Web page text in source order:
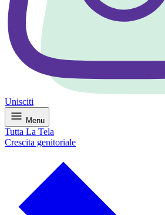
Unisciti
Menu
Tutta La Tela
Crescita genitoriale